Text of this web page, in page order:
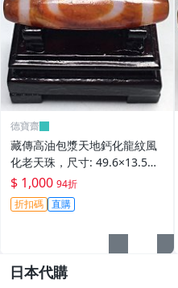
德寶齋
藏傳高油包漿天地鈣化龍紋風
化老天珠，尺寸: 49.6×13.5左
右，材質：瑪瑙， 天珠 瑪瑙
硃砂【德寶齋】406
$ 1,000 94折
折扣碼 直購
日本代購